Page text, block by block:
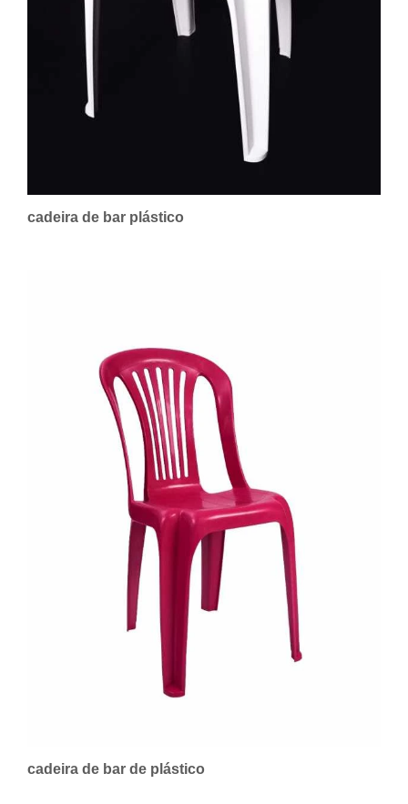
cadeira de bar plástico
cadeira de bar de plástico